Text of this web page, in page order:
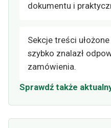
dokumentu i
Sekcje treści
szybko znalazł
zamówienia.
Sprawdź także